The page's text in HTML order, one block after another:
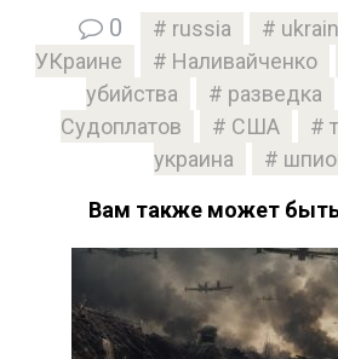
0 russia
УКраине
Наливайченко
убийства
разведка
Судоплатов
США
украина
Вам также может быть